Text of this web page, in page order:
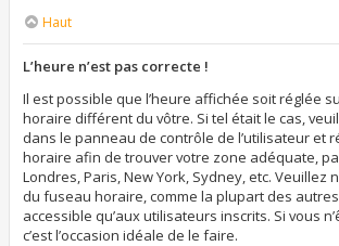
Haut
L’heure n’est pas correcte !
Il est possible que l’heure affichée soit réglée
horaire différent du vôtre. Si tel était le cas,
dans le panneau de contrôle de l’utilisateur et
horaire afin de trouver votre zone adéquate,
Londres, Paris, New York, Sydney, etc. Veuillez
du fuseau horaire, comme la plupart des
accessible qu’aux utilisateurs inscrits. Si vous
c’est l’occasion idéale de le faire.